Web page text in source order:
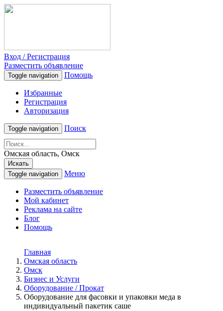
Вход / Регистрация
Разместить объявление
Toggle navigation Помощь
Избранные
Регистрация
Авторизация
Toggle navigation Поиск
Омская область, Омск
Искать
Toggle navigation
Меню
Разместить объявление
Мой кабинет
Реклама на сайте
Блог
Помощь
Главная
Омская область
Омск
Бизнес и Услуги
Оборудование / Прокат
Оборудование для фасовки и упаковки меда в
индивидуальный пакетик саше